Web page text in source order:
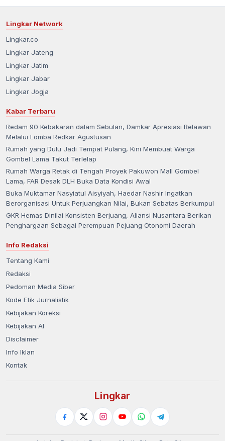
Lingkar Network
Lingkar.co
Lingkar Jateng
Lingkar Jatim
Lingkar Jabar
Lingkar Jogja
Kabar Terbaru
Redam 90 Kebakaran dalam Sebulan, Damkar Apresiasi Relawan
Melalui Lomba Redkar Agustusan
Rumah yang Dulu Jadi Tempat Pulang, Kini Membuat Warga
Gombel Lama Takut Terlelap
Rumah Warga Retak di Tengah Proyek Pakuwon Mall Gombel
Lama, FAR Desak DLH Buka Data Kondisi Awal
Buka Muktamar Nasyiatul Aisyiyah, Haedar Nashir Ingatkan
Berorganisasi Untuk Perjuangkan Nilai, Bukan Sebatas Berkumpul
GKR Hemas Dinilai Konsisten Berjuang, Aliansi Nusantara Berikan
Penghargaan Sebagai Perempuan Pejuang Otonomi Daerah
Info Redaksi
Tentang Kami
Redaksi
Pedoman Media Siber
Kode Etik Jurnalistik
Kebijakan Koreksi
Kebijakan AI
Disclaimer
Info Iklan
Kontak
Lingkar